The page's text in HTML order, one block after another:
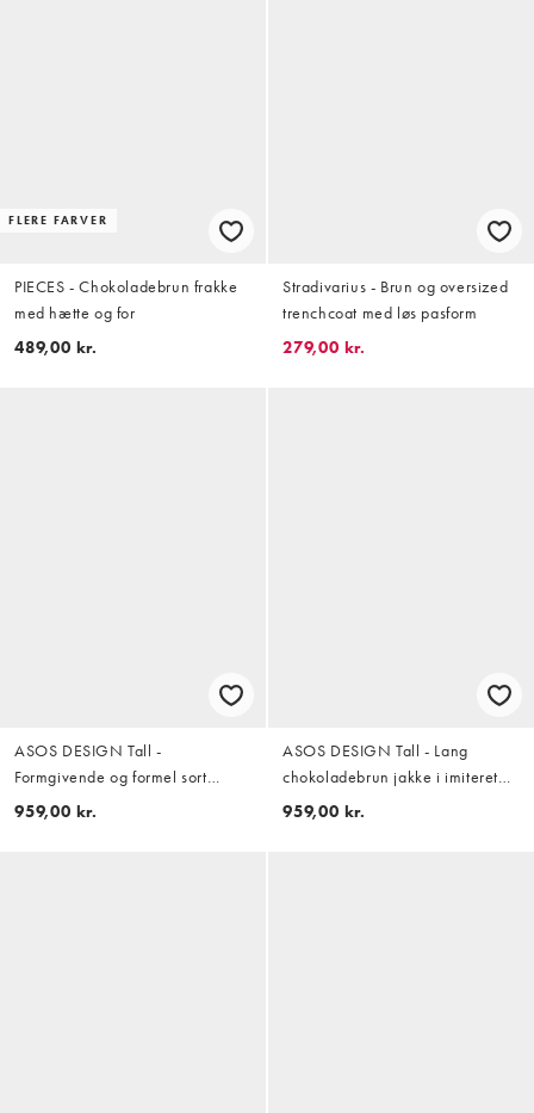
FLERE FARVER
PIECES - Chokoladebrun frakke
med hætte og for
489,00 kr.
Stradivarius - Brun og oversized
trenchcoat med løs pasform
279,00 kr.
ASOS DESIGN Tall -
Formgivende og formel sort
frakke i bouclé med høj hals
959,00 kr.
ASOS DESIGN Tall - Lang
chokoladebrun jakke i imiteret
pels med bælte
959,00 kr.